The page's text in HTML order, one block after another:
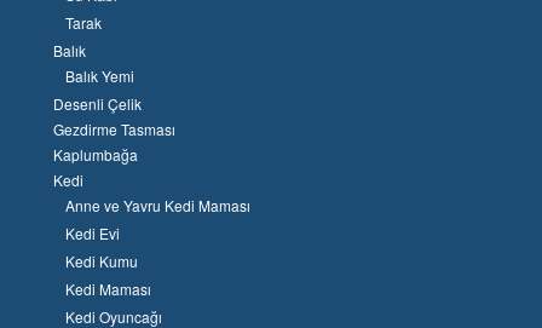
Tarak
Balık
Balık Yemi
Desenli Çelik
Gezdirme Tasması
Kaplumbağa
Kedi
Anne ve Yavru Kedi Maması
Kedi Evi
Kedi Kumu
Kedi Maması
Kedi Oyuncağı